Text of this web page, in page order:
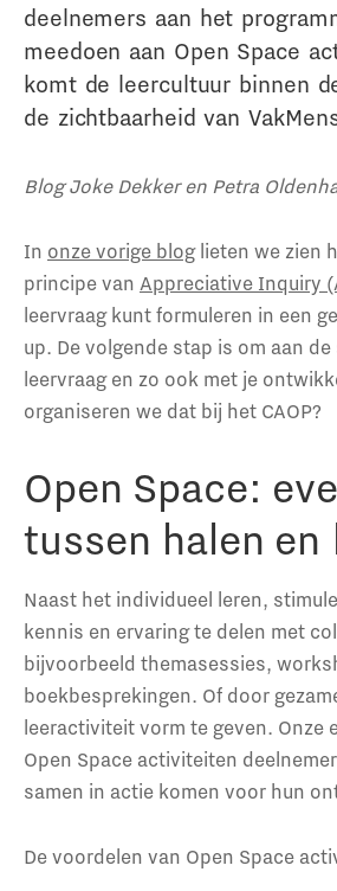
deelnemers aan het
meedoen aan Open Space
komt de leercultuur binnen
de zichtbaarheid van
Blog Joke Dekker en Petra
In onze vorige bloglieten we zien
principe van Appreciative Inquiry
leervraag kunt formuleren in een
up. De volgende stap is om aan
leervraag en zo ook met je
organiseren we dat bij het CAOP?
Open Space:
tussen halen en
Naast het individueel leren,
kennis en ervaring te delen met
bijvoorbeeld themasessies,
boekbesprekingen. Of door
leeractiviteit vorm te geven. Onze
Open Space activiteiten
samen in actie komen voor hun
De voordelen van Open Space